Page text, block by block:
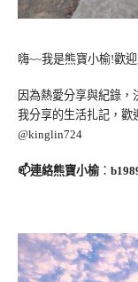
嗨~~我是熊寶小榆!歡
因為熱愛分享與紀錄
我分享的生活扎記，歡
@kinglin724
📫連絡熊寶小榆：